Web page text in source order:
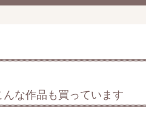
な作品も買っています